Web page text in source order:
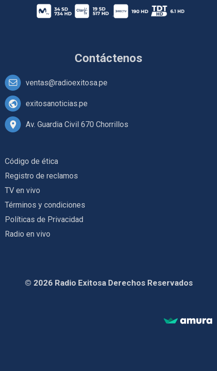
Contáctenos
ventas@radioexitosa.pe
exitosanoticias.pe
Av. Guardia Civil 670 Chorrillos
Código de ética
Registro de reclamos
TV en vivo
Términos y condiciones
Políticas de Privacidad
Radio en vivo
© 2026 Radio Exitosa Derechos Reservados